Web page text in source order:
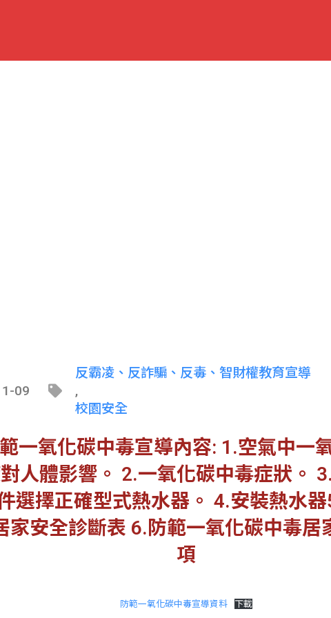
09
反霸凌、反詐騙、反毒、智財權教育宣導
,
校園安全
一氧化碳中毒宣導內容: 1.空氣中一
人體影響。 2.一氧化碳中毒症狀。
選擇正確型式熱水器。 4.安裝熱水器
家安全診斷表 6.防範一氧化碳中毒居
項
防範一氧化碳中毒宣導資料 下載